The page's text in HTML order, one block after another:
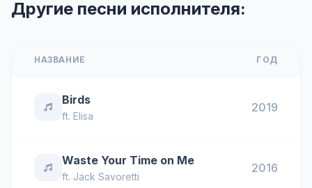
Другие песни исполнителя:
НАЗВАНИЕ ГОД
Birds
ft. Elisa
2019
Waste Your Time on Me
ft. Jack Savoretti
2016